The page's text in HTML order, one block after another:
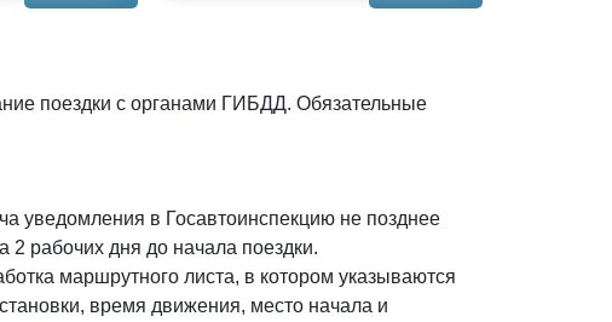
поездки с органами ГИБДД. Обязательные
уведомления в Госавтоинспекцию не позднее
2 рабочих дня до начала поездки.
маршрутного листа, в котором указываются
время движения, место начала и